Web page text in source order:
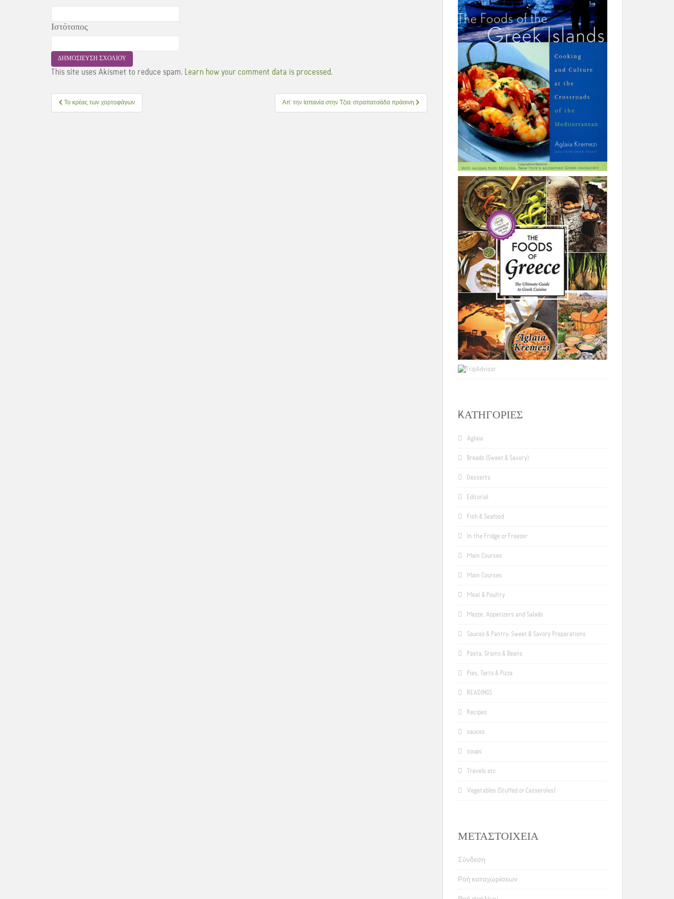
Ιστότοπος
This site uses Akismet to reduce spam. Learn how your comment data is processed.
Πλοήγηση
άρθρων
Το κρέας των χορτοφάγων Απ’ την Ισπανία στην Τζια: στραπατσάδα πράσινη
KΑΤΗΓΟΡΊΕΣ
Aglaia
Breads (Sweet & Savory)
Desserts
Editorial
Fish & Seafood
In the Fridge or Freezer
Main Courses
Main Courses
Meat & Poultry
Mezze, Appetizers and Salads
Sauces & Pantry: Sweet & Savory Preparations
Pasta, Grains & Beans
Pies, Tarts & Pizza
READINGS
Recipes
sauces
soups
Travels etc.
Vegetables (Stuffed or Casseroles)
ΜΕΤΑΣΤΟΙΧΕΊΑ
Σύνδεση
Ροή καταχωρίσεων